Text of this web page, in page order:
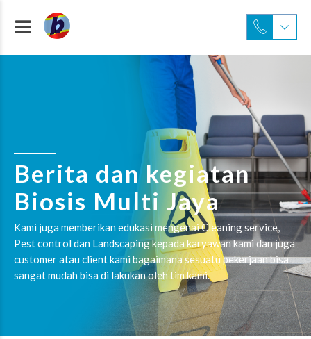
Berita dan kegiatan
Biosis Multi Jaya
Kami juga memberikan edukasi mengenai Cleaning service,
Pest control dan Landscaping kepada karyawan kami dan juga
customer atau client kami bagaimana sesuatu pekerjaan bisa
sangat mudah bisa di lakukan oleh tim kami.